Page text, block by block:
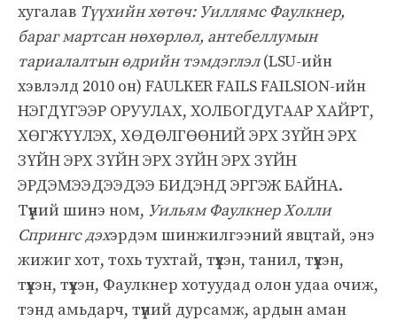
хугалав Түүхийн хөтөч: Уиллямс Фаулкнер,
бараг мартсан нөхөрлөл, антебеллумын
тариалалтын өдрийн тэмдэглэл(LSU-ийн
хэвлэлд 2010 он) FAULKER FAILS FAILSION-ийн
НЭГДҮГЭЭР ОРУУЛАХ, ХОЛБОГДУГААР ХАЙРТ,
ХӨГЖҮҮЛЭХ, ХӨДӨЛГӨӨНИЙ ЭРХ ЗҮЙН ЭРХ
ЗҮЙН ЭРХ ЗҮЙН ЭРХ ЗҮЙН ЭРХ ЗҮЙН
ЭРДЭМЭЭДЭЭДЭЭ БИДЭНД ЭРГЭЖ БАЙНА.
Түүний шинэ ном, Уильям Фаулкнер Холли
Спрингс дэхэрдэм шинжилгээний явцтай, энэ
жижиг хот, тохь тухтай, түүхэн, танил, түүхэн,
түүхэн, түүхэн, Фаулкнер хотуудад олон удаа очиж,
тэнд амьдарч, түүний дурсамж, ардын аман